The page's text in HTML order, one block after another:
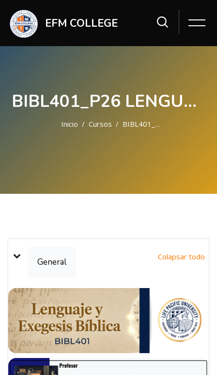
EFM COLLEGE
BIBL401_P26 LENGUAJES Y EXEGESIS BÍBLICA
Inicio Cursos BIBL401_P26
General Colapsar todo